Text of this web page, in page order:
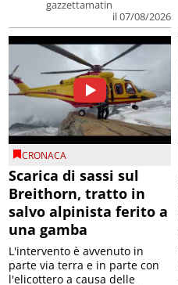
gazzettamatin
il 07/08/2026
CRONACA
Scarica di sassi sul
Breithorn, tratto in
salvo alpinista ferito a
una gamba
L'intervento è avvenuto in
parte via terra e in parte con
l'elicottero a causa delle